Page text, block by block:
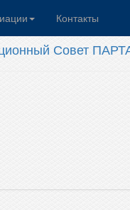
Контакты
Совет